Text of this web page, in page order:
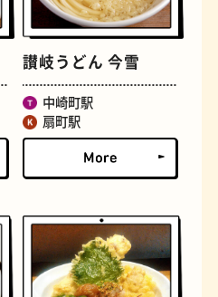
ジェラート
たまごサンド
讃岐うどん 今雪
中崎町駅
扇町駅